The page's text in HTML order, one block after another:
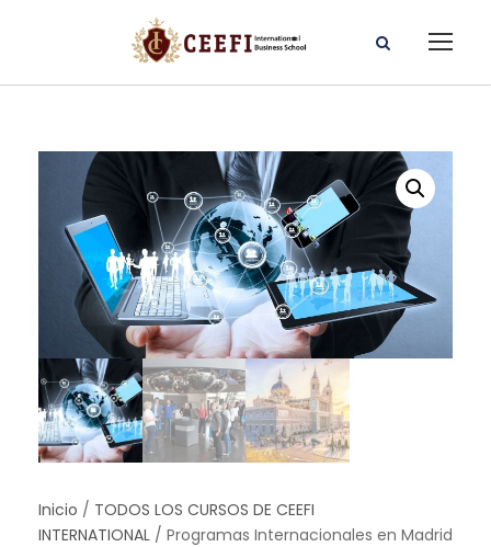
Inicio / TODOS LOS CURSOS DE CEEFI
INTERNATIONAL / Programas Internacionales en Madrid